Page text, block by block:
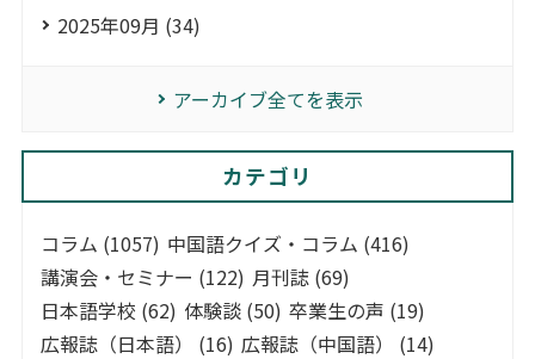
2025年09月 (34)
アーカイブ全てを表示
カテゴリ
コラム (1057) 中国語クイズ・コラム (416)
講演会・セミナー (122) 月刊誌 (69)
日本語学校 (62) 体験談 (50) 卒業生の声 (19)
広報誌（日本語） (16) 広報誌（中国語） (14)